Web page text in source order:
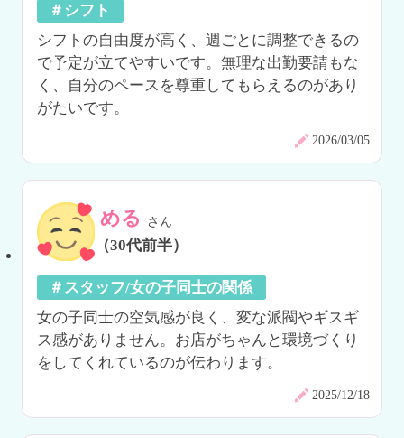
＃シフト
シフトの自由度が高く、週ごとに調整できるの
で予定が立てやすいです。無理な出勤要請もな
く、自分のペースを尊重してもらえるのがあり
がたいです。
2026/03/05
める さん
（30代前半）
＃スタッフ/女の子同士の関係
女の子同士の空気感が良く、変な派閥やギスギ
ス感がありません。お店がちゃんと環境づくり
をしてくれているのが伝わります。
2025/12/18